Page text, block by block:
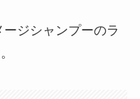
ジシャンプーのラ